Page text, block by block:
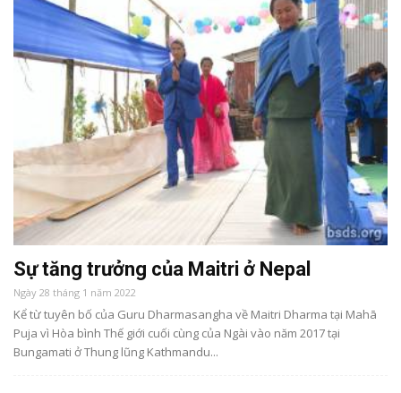
Sự tăng trưởng của Maitri ở Nepal
Ngày 28 tháng 1 năm 2022
Kể từ tuyên bố của Guru Dharmasangha về Maitri Dharma tại Mahā
Puja vì Hòa bình Thế giới cuối cùng của Ngài vào năm 2017 tại
Bungamati ở Thung lũng Kathmandu...